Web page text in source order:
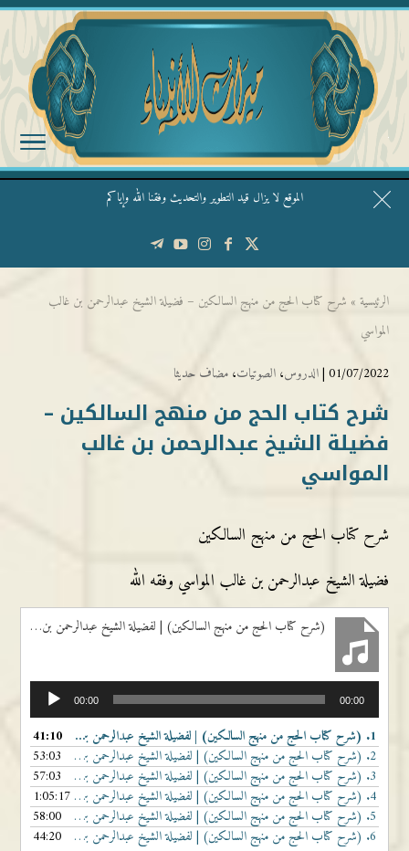
الموقع لا يزال قيد التطوير والتحديث وفقنا الله وإياكم
قال الشيخ ربيع وفقه الله: نحن ليس عندنا تقديس الأشخاص
الرئيسية » شرح كتاب الحج من منهج السالكين – فضيلة الشيخ عبدالرحمن بن غالب
المواسي
01/07/2022 | الدروس، الصوتيات، مضاف حديثا
شرح كتاب الحج من منهج السالكين –
فضيلة الشيخ عبدالرحمن بن غالب
المواسي
شرح كتاب الحج من منهج السالكين
فضيلة الشيخ عبدالرحمن بن غالب المواسي وفقه الله
(شرح كتاب الحج من منهج السالكين) | لفضيلة الشيخ عبدالرحمن بن غالب المواسي | الدرس الأول
الصوت
00:00 00:00
1. (شرح كتاب الحج من منهج السالكين) | لفضيلة الشيخ عبدالرحمن بن غالب المواسي | الدرس الأول
41:10
2. (شرح كتاب الحج من منهج السالكين) | لفضيلة الشيخ عبدالرحمن بن غالب المواسي | الدرس الثاني
53:03
3. (شرح كتاب الحج من منهج السالكين) | لفضيلة الشيخ عبدالرحمن بن غالب المواسي | الدرس الثالث
57:03
4. (شرح كتاب الحج من منهج السالكين) | لفضيلة الشيخ عبدالرحمن بن غالب المواسي | الدرس الرابع
1:05:17
5. (شرح كتاب الحج من منهج السالكين) | لفضيلة الشيخ عبدالرحمن بن غالب المواسي | الدرس الخامس
58:00
6. (شرح كتاب الحج من منهج السالكين) | لفضيلة الشيخ عبدالرحمن بن غالب المواسي | الدرس السادس والأخير 44:20